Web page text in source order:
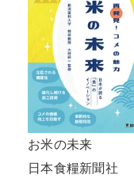
お米の未来
日本食糧新聞社